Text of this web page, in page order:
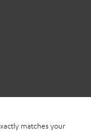
matches your